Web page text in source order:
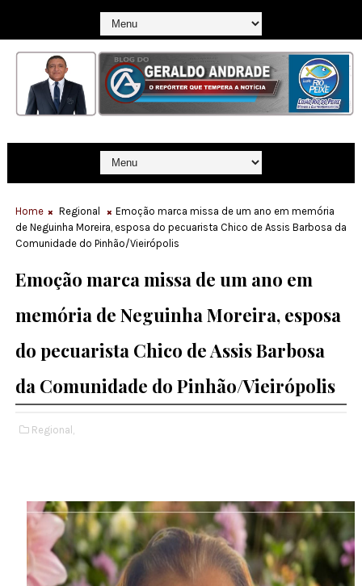
Home Regional
Emoção marca missa de um ano em memória
de Neguinha Moreira, esposa do pecuarista Chico de Assis Barbosa da
Comunidade do Pinhão/Vieirópolis
Emoção marca missa de um ano em
memória de Neguinha Moreira, esposa
do pecuarista Chico de Assis Barbosa
da Comunidade do Pinhão/Vieirópolis
Regional,